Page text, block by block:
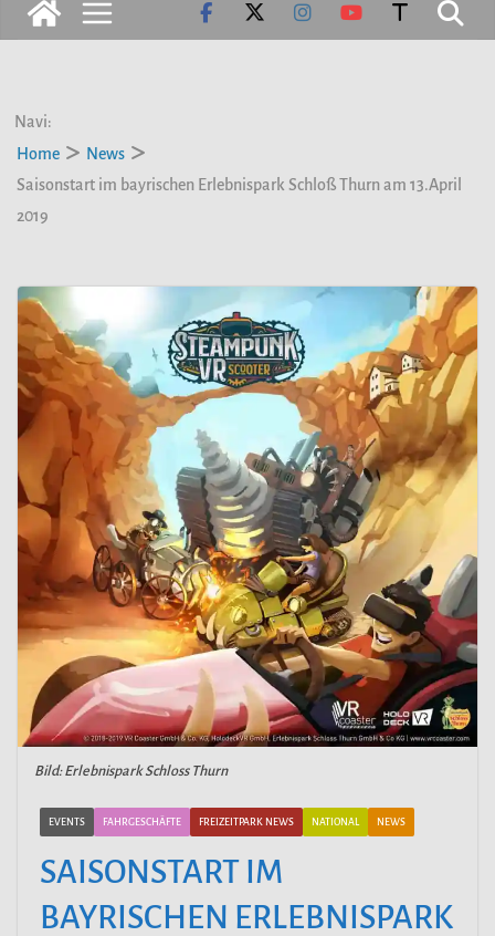
Navi:
Home
News
Saisonstart im bayrischen Erlebnispark Schloß Thurn am 13.April
2019
Bild: Erlebnispark Schloss Thurn
EVENTS FAHRGESCHÄFTE FREIZEITPARK NEWS NATIONAL NEWS
SAISONSTART IM
BAYRISCHEN ERLEBNISPARK